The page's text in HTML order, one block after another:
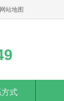
网站地图
式